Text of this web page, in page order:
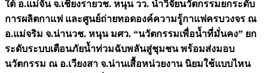
ใต้ อ.แม่จัน จ.เชียงรายวช. หนุน วว. นำวิจัยนวัตกรรมยกระดับ
การผลิตกาแฟ และศูนย์ถ่ายทอดองค์ความรู้กาแฟครบวงจร ณ
อ.แม่จริม จ.น่านวช. หนุน มศว. “นวัตกรรมเพื่อน้ำที่มั่นคง” ยก
ระดับระบบเตือนภัยน้ำท่วมฉับพลันสู่ชุมชน พร้อมส่งมอบ
นวัตกรรม ณ อ.เวียงสา จ.น่านเสื้อหน่วยงาน นิยมใช้แบบไหน